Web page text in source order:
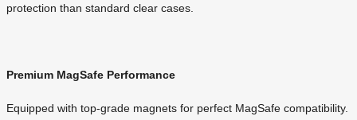
protection than standard clear cases.
Premium MagSafe Performance
Equipped with top-grade magnets for perfect MagSafe compatibility.